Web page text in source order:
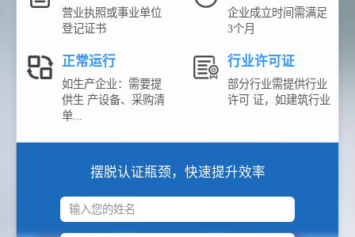
营业执照或事业单位
登记证书
企业成立时间需满足
3个月
正常运行
如生产企业：需要提
供生 产设备、采购清
单...
行业许可证
部分行业需提供行业
许可 证，如建筑行业
摆脱认证瓶颈，快速提升效率
输入您的姓名